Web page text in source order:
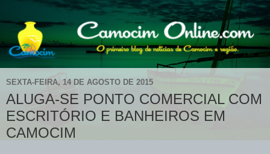
SEXTA-FEIRA, 14 DE AGOSTO DE 2015
ALUGA-SE PONTO COMERCIAL COM
ESCRITÓRIO E BANHEIROS EM
CAMOCIM